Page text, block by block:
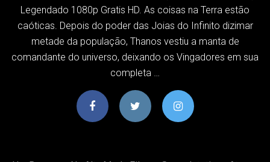
Legendado 1080p Gratis HD. As coisas na Terra estão
caóticas. Depois do poder das Joias do Infinito dizimar
metade da população, Thanos vestiu a manta de
comandante do universo, deixando os Vingadores em sua
completa …